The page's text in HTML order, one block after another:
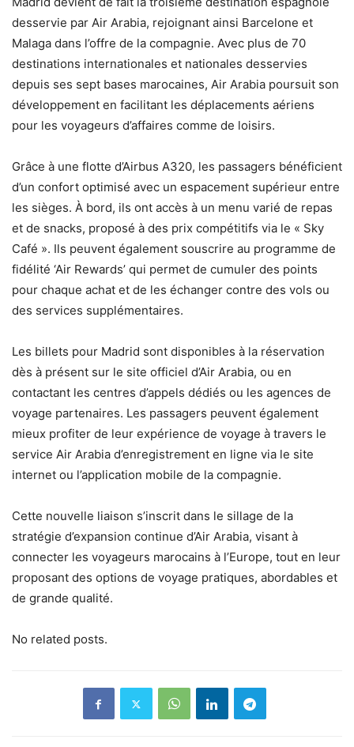
desservie par Air Arabia, rejoignant ainsi Barcelone et
Malaga dans l’offre de la compagnie. Avec plus de 70
destinations internationales et nationales desservies
depuis ses sept bases marocaines, Air Arabia poursuit son
développement en facilitant les déplacements aériens
pour les voyageurs d’affaires comme de loisirs.
Grâce à une flotte d’Airbus A320, les passagers bénéficient
d’un confort optimisé avec un espacement supérieur entre
les sièges. À bord, ils ont accès à un menu varié de repas
et de snacks, proposé à des prix compétitifs via le « Sky
Café ». Ils peuvent également souscrire au programme de
fidélité ‘Air Rewards’ qui permet de cumuler des points
pour chaque achat et de les échanger contre des vols ou
des services supplémentaires.
Les billets pour Madrid sont disponibles à la réservation
dès à présent sur le site officiel d’Air Arabia, ou en
contactant les centres d’appels dédiés ou les agences de
voyage partenaires. Les passagers peuvent également
mieux profiter de leur expérience de voyage à travers le
service Air Arabia d’enregistrement en ligne via le site
internet ou l’application mobile de la compagnie.
Cette nouvelle liaison s’inscrit dans le sillage de la
stratégie d’expansion continue d’Air Arabia, visant à
connecter les voyageurs marocains à l’Europe, tout en leur
proposant des options de voyage pratiques, abordables et
de grande qualité.
No related posts.